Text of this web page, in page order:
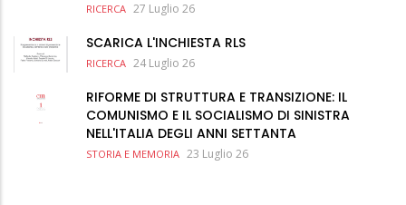
RICERCA 27 Luglio 26
SCARICA L'INCHIESTA RLS
RICERCA 24 Luglio 26
RIFORME DI STRUTTURA E TRANSIZIONE: IL
COMUNISMO E IL SOCIALISMO DI SINISTRA
NELL'ITALIA DEGLI ANNI SETTANTA
STORIA E MEMORIA 23 Luglio 26